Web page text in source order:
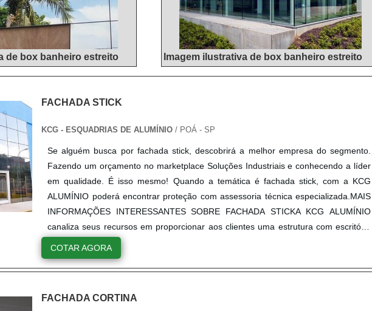
de box banheiro estreito Imagem ilustrativa de box banheiro estreito
FACHADA STICK
KCG - ESQUADRIAS DE ALUMÍNIO / POÁ - SP
Se alguém busca por fachada stick, descobrirá a melhor empresa do segmento.
Fazendo um orçamento no marketplace Soluções Industriais e conhecendo a líder
em qualidade. É isso mesmo! Quando a temática é fachada stick, com a KCG
ALUMÍNIO poderá encontrar proteção com assessoria técnica especializada.MAIS
INFORMAÇÕES INTERESSANTES SOBRE FACHADA STICKA KCG ALUMÍNIO
canaliza seus recursos em proporcionar aos clientes uma estrutura com escritório
de alta qualidade onde são realizadas as atividades e sala de treinamento com
materiais sofisticados, tudo pensando em fachada stick com inovação.Não
obstante, quando falamos em fachada tipo stick, deve-se ter a exatidão em orçar
proteção, detalhes primordiais que são deixados de lado por muitas empresas que
COTAR AGORA
FACHADA CORTINA